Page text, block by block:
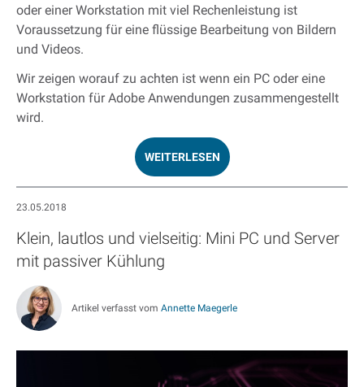
oder einer Workstation mit viel Rechenleistung ist
Voraussetzung für eine flüssige Bearbeitung von Bildern
und Videos.
Wir zeigen worauf zu achten ist wenn ein PC oder eine
Workstation für Adobe Anwendungen zusammengestellt
wird.
WEITERLESEN
23.05.2018
Klein, lautlos und vielseitig: Mini PC und Server
mit passiver Kühlung
Artikel verfasst vom Annette Maegerle